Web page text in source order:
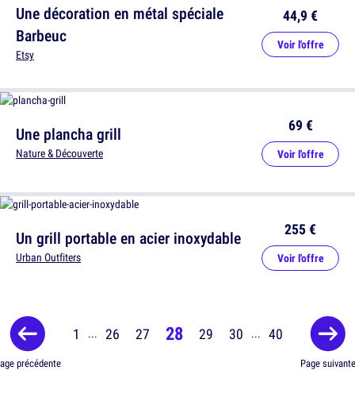
Une décoration en métal spéciale
Barbeuc
Etsy
44,9 €
Voir l'offre
Un grill portable en acier inoxydable
Urban Outfiters
255 €
Voir l'offre
Une plancha grill
Nature & Découverte
69 €
Voir l'offre
précédente
1 ... 26 27 28 29 30 ... 40
Page suivante